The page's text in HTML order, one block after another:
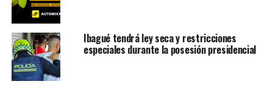
Ibagué tendrá ley seca y restricciones
especiales durante la posesión presidencial